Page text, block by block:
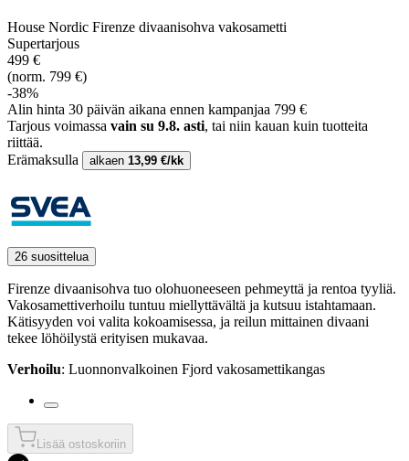
House Nordic Firenze divaanisohva vakosametti
Supertarjous
499 €
(norm. 799 €)
-38%
Alin hinta 30 päivän aikana ennen kampanjaa 799 €
Tarjous voimassa vain su 9.8. asti, tai niin kauan kuin tuotteita
riittää.
Erämaksulla
alkaen 13,99 €/kk
26 suosittelua
Firenze divaanisohva tuo olohuoneeseen pehmeyttä ja rentoa tyyliä.
Vakosamettiverhoilu tuntuu miellyttävältä ja kutsuu istahtamaan.
Kätisyyden voi valita kokoamisessa, ja reilun mittainen divaani
tekee löhöilystä erityisen mukavaa.
Verhoilu: Luonnonvalkoinen Fjord vakosamettikangas
Lisää ostoskoriin